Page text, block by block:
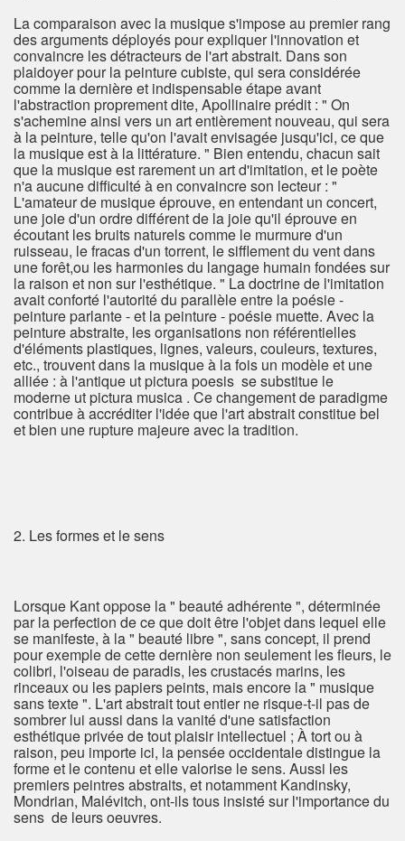
La comparaison avec la musique s'impose au premier rang
des arguments déployés pour expliquer l'innovation et
convaincre les détracteurs de l'art abstrait. Dans son
plaidoyer pour la peinture cubiste, qui sera considérée
comme la dernière et indispensable étape avant
l'abstraction proprement dite, Apollinaire prédit : " On
s'achemine ainsi vers un art entièrement nouveau, qui sera
à la peinture, telle qu'on l'avait envisagée jusqu'ici, ce que
la musique est à la littérature. " Bien entendu, chacun sait
que la musique est rarement un art d'imitation, et le poète
n'a aucune difficulté à en convaincre son lecteur : "
L'amateur de musique éprouve, en entendant un concert,
une joie d'un ordre différent de la joie qu'il éprouve en
écoutant les bruits naturels comme le murmure d'un
ruisseau, le fracas d'un torrent, le sifflement du vent dans
une forêt,ou les harmonies du langage humain fondées sur
la raison et non sur l'esthétique. " La doctrine de l'imitation
avait conforté l'autorité du parallèle entre la poésie -
peinture parlante - et la peinture - poésie muette. Avec la
peinture abstraite, les organisations non référentielles
d'éléments plastiques, lignes, valeurs, couleurs, textures,
etc., trouvent dans la musique à la fois un modèle et une
alliée : à l'antique ut pictura poesis se substitue le
moderne ut pictura musica . Ce changement de paradigme
contribue à accréditer l'idée que l'art abstrait constitue bel
et bien une rupture majeure avec la tradition.
2. Les formes et le sens
Lorsque Kant oppose la " beauté adhérente ", déterminée
par la perfection de ce que doit être l'objet dans lequel elle
se manifeste, à la " beauté libre ", sans concept, il prend
pour exemple de cette dernière non seulement les fleurs, le
colibri, l'oiseau de paradis, les crustacés marins, les
rinceaux ou les papiers peints, mais encore la " musique
sans texte ". L'art abstrait tout entier ne risque-t-il pas de
sombrer lui aussi dans la vanité d'une satisfaction
esthétique privée de tout plaisir intellectuel ; À tort ou à
raison, peu importe ici, la pensée occidentale distingue la
forme et le contenu et elle valorise le sens. Aussi les
premiers peintres abstraits, et notamment Kandinsky,
Mondrian, Malévitch, ont-ils tous insisté sur l'importance du
sens de leurs oeuvres.